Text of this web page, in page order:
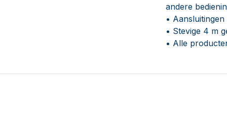
andere
•
• Stevige 4 m
• Alle